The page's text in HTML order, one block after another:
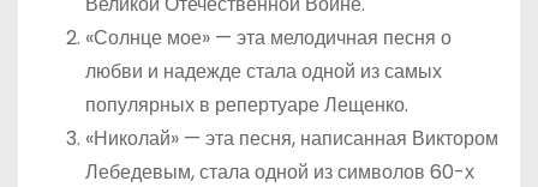
«Солнце мое» — эта мелодичная песня о
любви и надежде стала одной из самых
популярных в репертуаре Лещенко.
«Николай» — эта песня, написанная Виктором
Лебедевым, стала одной из символов 60-х